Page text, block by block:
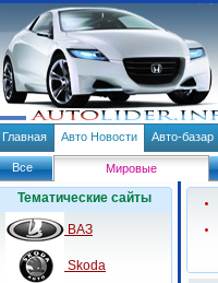
Главная Авто Новости Авто-базар
Все Мировые
Тематические сайты
ВАЗ
Skoda